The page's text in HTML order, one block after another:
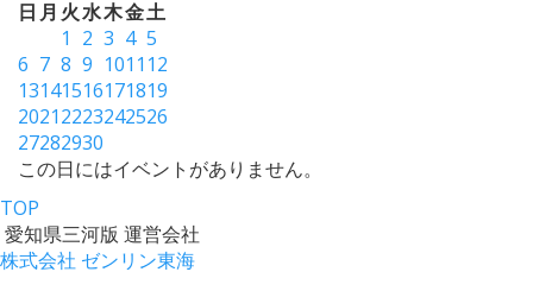
日 月 火水木金土
1 2 3 4 5
6 7 8 9 1011 12
13141516171819
20212223242526
27282930
この日にはイベントがありません。
TOP
愛知県三河版 運営会社
株式会社 ゼンリン東海